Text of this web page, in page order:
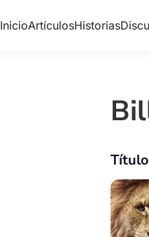
InicioArtículosHistorias